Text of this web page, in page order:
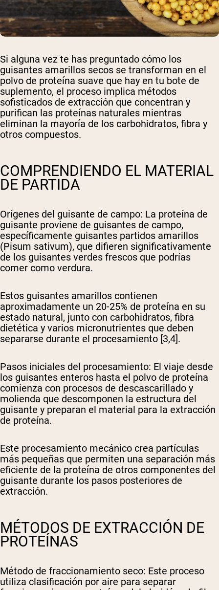
Si alguna vez te has preguntado cómo los
guisantes amarillos secos se transforman en el
polvo de proteína suave que hay en tu bote de
suplemento, el proceso implica métodos
sofisticados de extracción que concentran y
purifican las proteínas naturales mientras
eliminan la mayoría de los carbohidratos, fibra y
otros compuestos.
COMPRENDIENDO EL MATERIAL
DE PARTIDA
Orígenes del guisante de campo: La proteína de
guisante proviene de guisantes de campo,
específicamente guisantes partidos amarillos
(Pisum sativum), que difieren significativamente
de los guisantes verdes frescos que podrías
comer como verdura.
Estos guisantes amarillos contienen
aproximadamente un 20-25% de proteína en su
estado natural, junto con carbohidratos, fibra
dietética y varios micronutrientes que deben
separarse durante el procesamiento [3,4].
Pasos iniciales del procesamiento: El viaje desde
los guisantes enteros hasta el polvo de proteína
comienza con procesos de descascarillado y
molienda que descomponen la estructura del
guisante y preparan el material para la extracción
de proteína.
Este procesamiento mecánico crea partículas
más pequeñas que permiten una separación más
eficiente de la proteína de otros componentes del
guisante durante los pasos posteriores de
extracción.
MÉTODOS DE EXTRACCIÓN DE
PROTEÍNAS
Método de fraccionamiento seco: Este proceso
utiliza clasificación por aire para separar